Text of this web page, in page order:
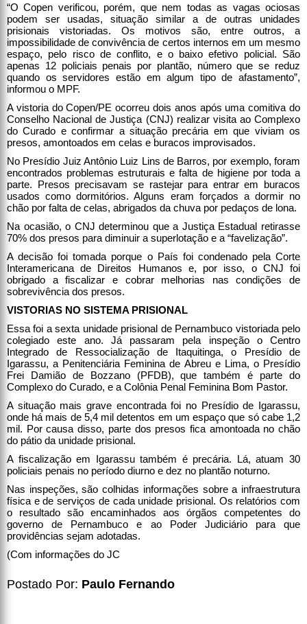
“O Copen verificou, porém, que nem todas as vagas ociosas
podem ser usadas, situação similar a de outras unidades
prisionais vistoriadas. Os motivos são, entre outros, a
impossibilidade de convivência de certos internos em um mesmo
espaço, pelo risco de conflito, e o baixo efetivo policial. São
apenas 12 policiais penais por plantão, número que se reduz
quando os servidores estão em algum tipo de afastamento”,
informou o MPF.
A vistoria do Copen/PE ocorreu dois anos após uma comitiva do
Conselho Nacional de Justiça (CNJ) realizar visita ao Complexo
do Curado e confirmar a situação precária em que viviam os
presos, amontoados em celas e buracos improvisados.
No Presídio Juiz Antônio Luiz Lins de Barros, por exemplo, foram
encontrados problemas estruturais e falta de higiene por toda a
parte. Presos precisavam se rastejar para entrar em buracos
usados como dormitórios. Alguns eram forçados a dormir no
chão por falta de celas, abrigados da chuva por pedaços de lona.
Na ocasião, o CNJ determinou que a Justiça Estadual retirasse
70% dos presos para diminuir a superlotação e a “favelização”.
A decisão foi tomada porque o País foi condenado pela Corte
Interamericana de Direitos Humanos e, por isso, o CNJ foi
obrigado a fiscalizar e cobrar melhorias nas condições de
sobrevivência dos presos.
VISTORIAS NO SISTEMA PRISIONAL
Essa foi a sexta unidade prisional de Pernambuco vistoriada pelo
colegiado este ano. Já passaram pela inspeção o Centro
Integrado de Ressocialização de Itaquitinga, o Presídio de
Igarassu, a Penitenciária Feminina de Abreu e Lima, o Presídio
Frei Damião de Bozzano (PFDB), que também é parte do
Complexo do Curado, e a Colônia Penal Feminina Bom Pastor.
A situação mais grave encontrada foi no Presídio de Igarassu,
onde há mais de 5,4 mil detentos em um espaço que só cabe 1,2
mil. Por causa disso, parte dos presos fica amontoada no chão
do pátio da unidade prisional.
A fiscalização em Igarassu também é precária. Lá, atuam 30
policiais penais no período diurno e dez no plantão noturno.
Nas inspeções, são colhidas informações sobre a infraestrutura
física e de serviços de cada unidade prisional. Os relatórios com
o resultado são encaminhados aos órgãos competentes do
governo de Pernambuco e ao Poder Judiciário para que
providências sejam adotadas.
(Com informações do JC
Postado Por: Paulo Fernando